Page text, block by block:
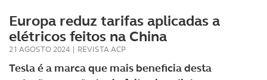
Europa reduz tarifas aplicadas a
elétricos feitos na China
21 AGOSTO 2024 | REVISTA ACP
Tesla é a marca que mais beneficia desta